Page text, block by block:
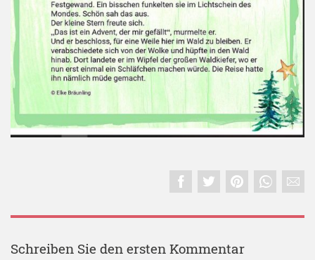
Schreiben Sie den ersten Kommentar